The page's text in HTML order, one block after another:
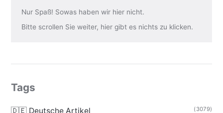
Nur Spaß! Sowas haben wir hier nicht.
Bitte scrollen Sie weiter, hier gibt es nichts zu klicken.
Tags
🇩🇪 Deutsche Artikel (3079)